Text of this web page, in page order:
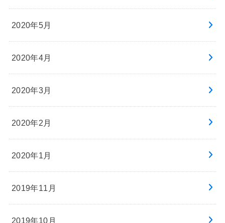
2020年5月
2020年4月
2020年3月
2020年2月
2020年1月
2019年11月
2019年10月